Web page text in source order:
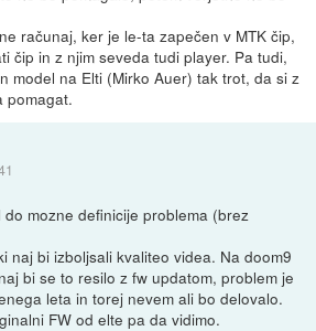
računaj, ker je le-ta zapečen v MTK čip,
čip in z njim seveda tudi player. Pa tudi,
model na Elti (Mirko Auer) tak trot, da si z
pomagat.
mozne definicije problema (brez
naj bi izboljsali kvaliteo videa. Na doom9
bi se to resilo z fw updatom, problem je
leta in torej nevem ali bo delovalo.
FW od elte pa da vidimo.